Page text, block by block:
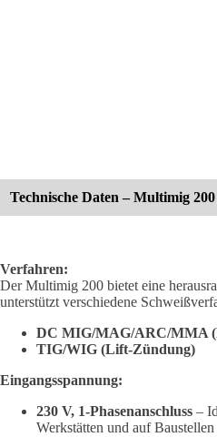
Technische Daten – Multimig 200
Verfahren:
Der Multimig 200 bietet eine
unterstützt verschiedene
DC MIG/MAG/ARC/MMA
TIG/WIG (Lift-Zündung)
Eingangsspannung:
230 V, 1-Phasenanschluss –
Werkstätten und auf